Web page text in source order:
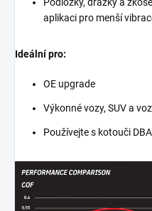
aplikaci pro menší
Ideální pro:
OE upgrade
Výkonné vozy, SUV a
Používejte s kotouči